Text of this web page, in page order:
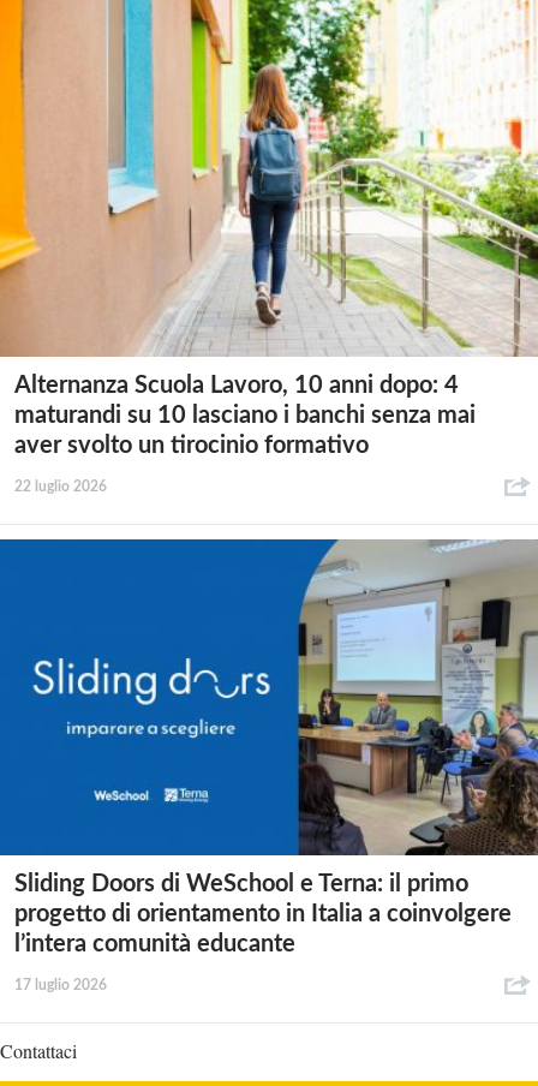
Alternanza Scuola Lavoro, 10 anni dopo: 4
maturandi su 10 lasciano i banchi senza mai
aver svolto un tirocinio formativo
22 luglio 2026
Sliding Doors di WeSchool e Terna: il primo
progetto di orientamento in Italia a coinvolgere
l’intera comunità educante
17 luglio 2026
Contattaci